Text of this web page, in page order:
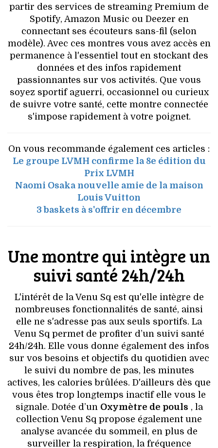
partir des services de streaming Premium de
Spotify, Amazon Music ou Deezer en
connectant ses écouteurs sans-fil (selon
modèle). Avec ces montres vous avez accès en
permanence à l'essentiel tout en stockant des
données et des infos rapidement
passionnantes sur vos activités. Que vous
soyez sportif aguerri, occasionnel ou curieux
de suivre votre santé, cette montre connectée
s'impose rapidement à votre poignet.
On vous recommande également ces articles :
Le groupe LVMH confirme la 8e édition du
Prix LVMH
Naomi Osaka nouvelle amie de la maison
Louis Vuitton
3 baskets à s'offrir en décembre
Une montre qui intègre un
suivi santé 24h/24h
L'intérêt de la Venu Sq est qu'elle intègre de
nombreuses fonctionnalités de santé, ainsi
elle ne s'adresse pas aux seuls sportifs. La
Venu Sq permet de profiter d’un suivi santé
24h/24h. Elle vous donne également des infos
sur vos besoins et objectifs du quotidien avec
le suivi du nombre de pas, les minutes
actives, les calories brûlées. D'ailleurs dès que
vous êtes trop longtemps inactif elle vous le
signale. Dotée d’un Oxymètre de pouls , la
collection Venu Sq propose également une
analyse avancée du sommeil, en plus de
surveiller la respiration, la fréquence